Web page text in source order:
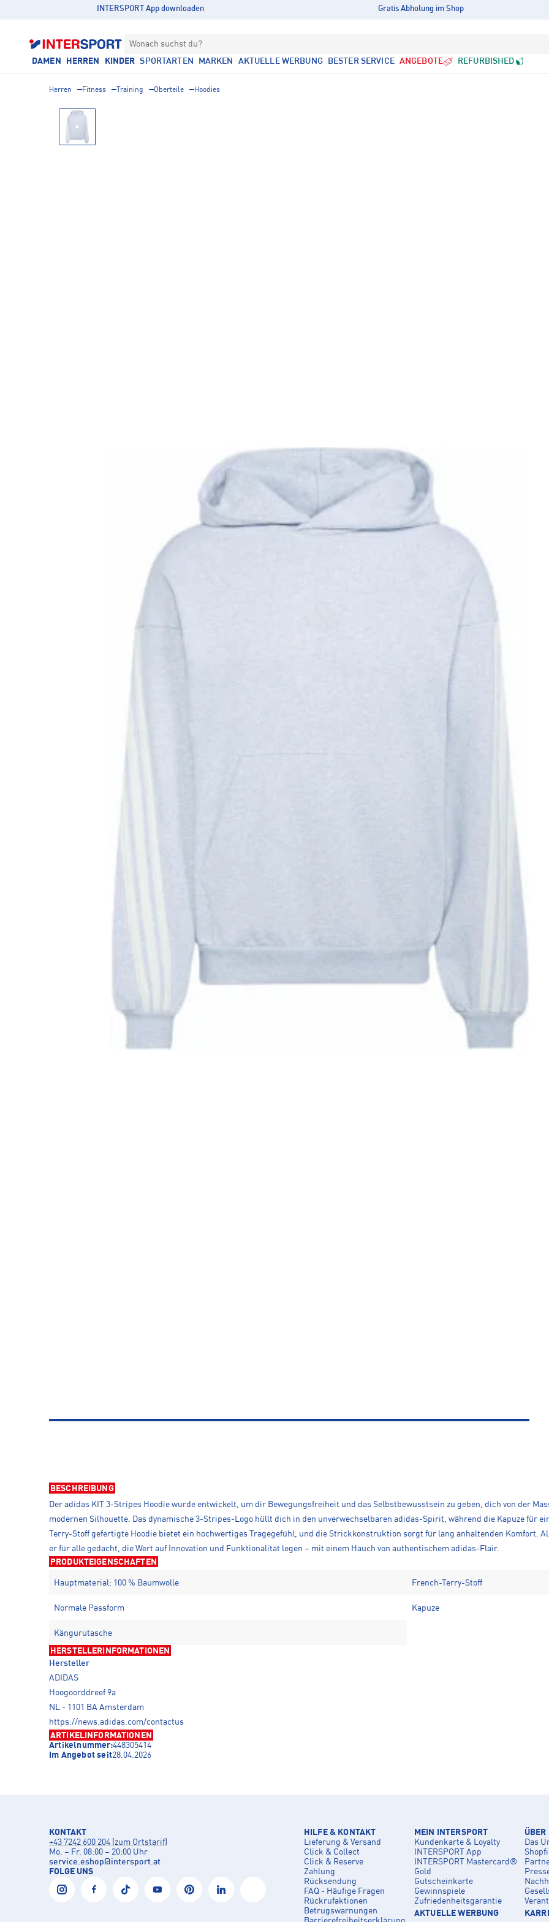
INTERSPORT App downloaden Gratis Abholung im Shop
Wonach suchst du?
DAMEN HERREN KINDER SPORTARTEN MARKEN AKTUELLE WERBUNG BESTER SERVICE ANGEBOTE REFURBISHED
Herren Fitness Training Oberteile Hoodies
BESCHREIBUNG
Der adidas KIT 3-Stripes Hoodie wurde entwickelt, um dir Bewegungsfreiheit und das Selbstbewusstsein zu geben, dich von der
modernen Silhouette. Das dynamische 3-Stripes-Logo hüllt dich in den unverwechselbaren adidas-Spirit, während die Kapuze für
Terry-Stoff gefertigte Hoodie bietet ein hochwertiges Tragegefühl, und die Strickkonstruktion sorgt für lang anhaltenden Komfort.
er für alle gedacht, die Wert auf Innovation und Funktionalität legen – mit einem Hauch von authentischem adidas-Flair.
PRODUKTEIGENSCHAFTEN
Hauptmaterial: 100 % Baumwolle French-Terry-Stoff
Normale Passform Kapuze
Kängurutasche
HERSTELLERINFORMATIONEN
Hersteller
ADIDAS
Hoogoorddreef 9a
NL - 1101 BA Amsterdam
https://news.adidas.com/contactus
ARTIKELINFORMATIONEN
Artikelnummer:448305414
Im Angebot seit28.04.2026
KONTAKT
+43 7242 600 204 (zum Ortstarif)
Mo. – Fr. 08:00 – 20:00 Uhr
service.eshop@intersport.at
FOLGE UNS
HILFE & KONTAKT
Lieferung & Versand
Click & Collect
Click & Reserve
Zahlung
Rücksendung
FAQ - Häufige Fragen
Rückrufaktionen
Betrugswarnungen
MEIN INTERSPORT
Kundenkarte & Loyalty
INTERSPORT App
INTERSPORT Mastercard®
Gold
Gutscheinkarte
Gewinnspiele
Zufriedenheitsgarantie
AKTUELLE WERBUNG
ÜBER
Das